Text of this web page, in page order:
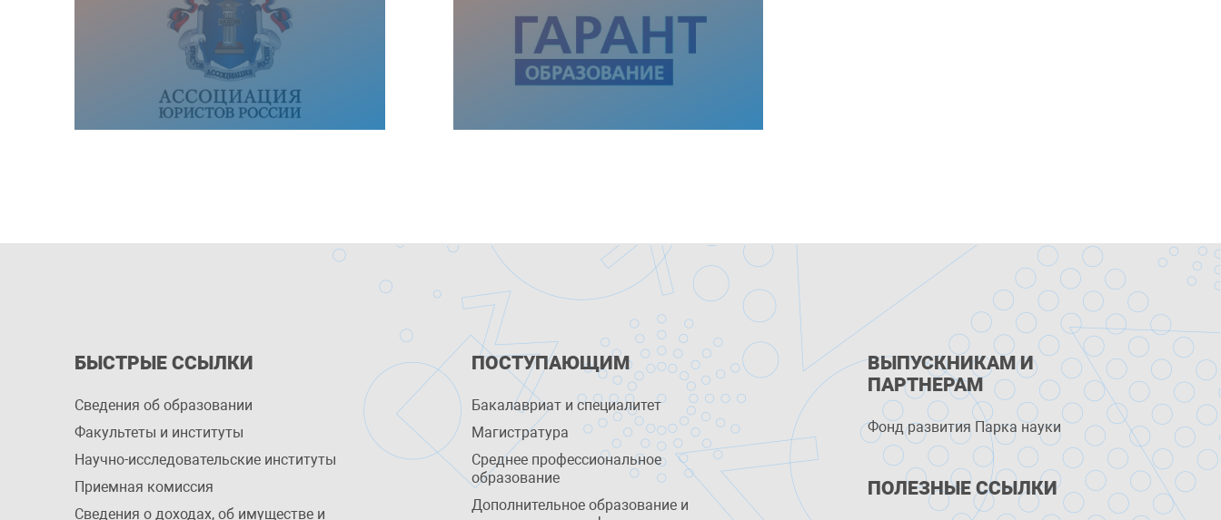
БЫСТРЫЕ ССЫЛКИ
Сведения об образовании
Факультеты и институты
Научно-исследовательские институты
Приемная комиссия
Сведения о доходах, об имуществе и
ПОСТУПАЮЩИМ
Бакалавриат и специалитет
Магистратура
Среднее профессиональное
образование
Дополнительное образование и
ВЫПУСКНИКАМ И
ПАРТНЕРАМ
Фонд развития Парка науки
ПОЛЕЗНЫЕ ССЫЛКИ